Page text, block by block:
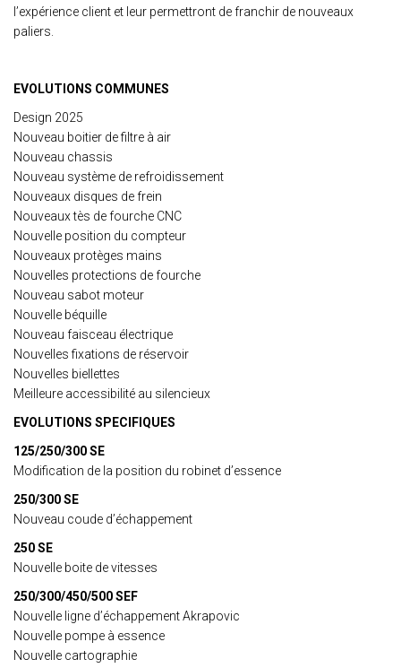
l’expérience client et leur permettront de franchir de nouveaux
paliers.
EVOLUTIONS COMMUNES
Design 2025
Nouveau boitier de filtre à air
Nouveau chassis
Nouveau système de refroidissement
Nouveaux disques de frein
Nouveaux tès de fourche CNC
Nouvelle position du compteur
Nouveaux protèges mains
Nouvelles protections de fourche
Nouveau sabot moteur
Nouvelle béquille
Nouveau faisceau électrique
Nouvelles fixations de réservoir
Nouvelles biellettes
Meilleure accessibilité au silencieux
EVOLUTIONS SPECIFIQUES
125/250/300 SE
Modification de la position du robinet d’essence
250/300 SE
Nouveau coude d’échappement
250 SE
Nouvelle boite de vitesses
250/300/450/500 SEF
Nouvelle ligne d’échappement Akrapovic
Nouvelle pompe à essence
Nouvelle cartographie